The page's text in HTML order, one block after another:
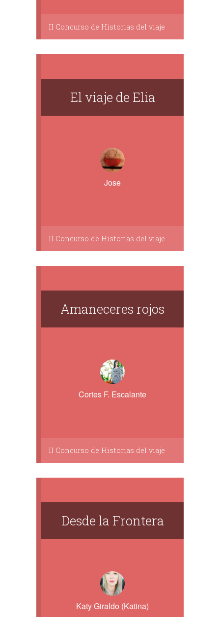
II Concurso de Historias del viaje
El viaje de Elia
Jose
II Concurso de Historias del viaje
Amaneceres rojos
Cortes F. Escalante
II Concurso de Historias del viaje
​Desde la Frontera
Katy Giraldo (Katina)